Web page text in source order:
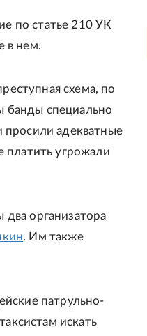
по статье 210 УК
в нем.
схема, по
банды специально
просили адекватные
платить угрожали
организатора
. Им также
патрульно-
искать